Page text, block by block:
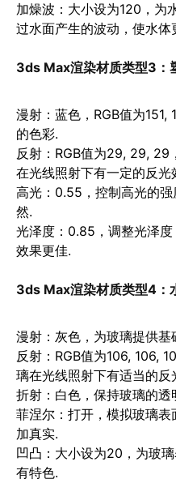
加燥波 ：大小设为120，为
过水面产生的波动，使水体
3ds Max渲染材质类型3：
漫射 ：蓝色，RGB值为
的色彩.
反射 ：RGB值为29, 29,
在光线照射下有一定的反光
高光 ：0.55，控制高光的
然.
光泽度 ：0.85，调整光泽
效果更佳.
3ds Max渲染材质类型4：
漫射 ：灰色，为玻璃提供基
反射 ：RGB值为106, 106,
璃在光线照射下有适当的反
折射 ：白色，保持玻璃的透
菲涅尔 ：打开，模拟玻璃
加真实.
凹凸 ：大小设为20，为玻
有特色.